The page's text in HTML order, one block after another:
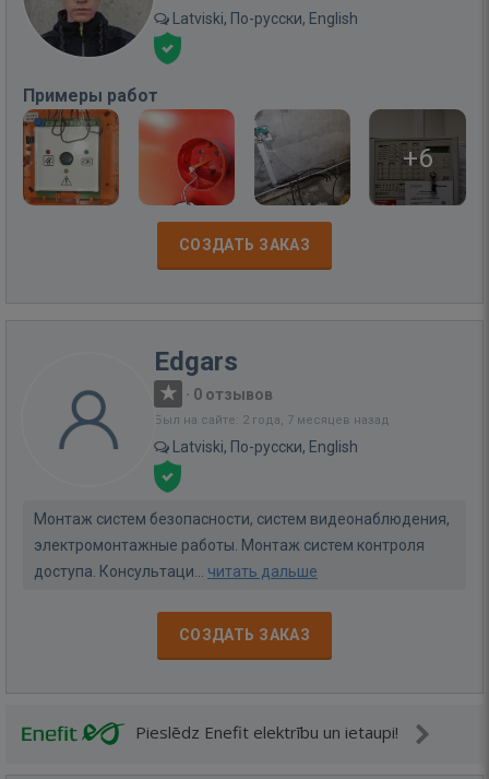
Latviski, По-русски, English
Примеры работ
+6
СОЗДАТЬ ЗАКАЗ
Edgars
· 0 отзывов
Был на сайте: 2 года, 7 месяцев назад
Latviski, По-русски, English
Монтаж систем безопасности, систем видеонаблюдения,
электромонтажные работы. Монтаж систем контроля
доступа. Консультаци... читать дальше
СОЗДАТЬ ЗАКАЗ
Pieslēdz Enefit elektrību un ietaupi!